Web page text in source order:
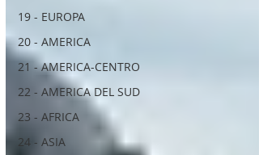
19 - EUROPA
20 - AMERICA
21 - AMERICA-CENTRO
22 - AMERICA DEL SUD
23 - AFRICA
24 - ASIA